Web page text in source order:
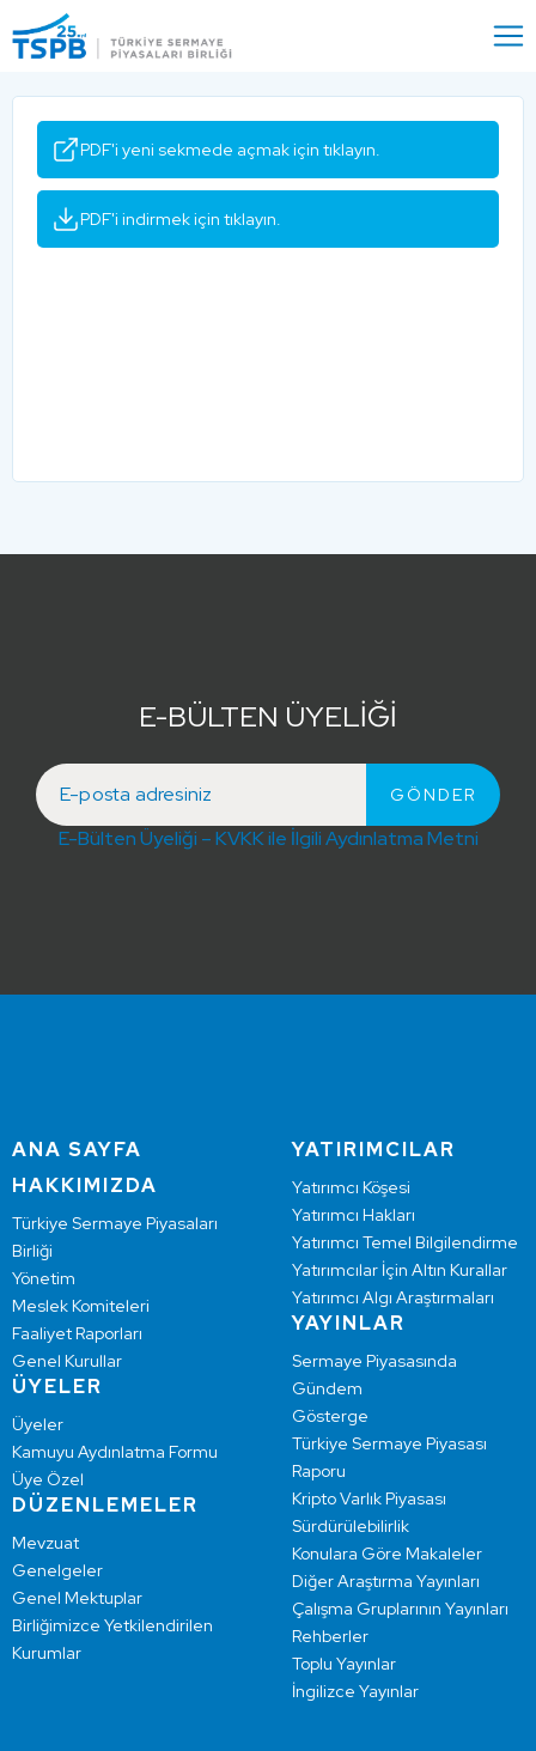
Close
PDF'i yeni sekmede açmak için tıklayın.
PDF'i indirmek için tıklayın.
E-BÜLTEN ÜYELİĞİ
E-Bülten Üyeliği – KVKK ile İlgili Aydınlatma Metni
ANA SAYFA
HAKKIMIZDA
Türkiye Sermaye Piyasaları
Birliği
Yönetim
Meslek Komiteleri
Faaliyet Raporları
Genel Kurullar
ÜYELER
Üyeler
Kamuyu Aydınlatma Formu
Üye Özel
DÜZENLEMELER
Mevzuat
Genelgeler
Genel Mektuplar
Birliğimizce Yetkilendirilen
Kurumlar
YATIRIMCILAR
Yatırımcı Köşesi
Yatırımcı Hakları
Yatırımcı Temel Bilgilendirme
Yatırımcılar İçin Altın Kurallar
Yatırımcı Algı Araştırmaları
YAYINLAR
Sermaye Piyasasında
Gündem
Gösterge
Türkiye Sermaye Piyasası
Raporu
Kripto Varlık Piyasası
Sürdürülebilirlik
Konulara Göre Makaleler
Diğer Araştırma Yayınları
Çalışma Gruplarının Yayınları
Rehberler
Toplu Yayınlar
İngilizce Yayınlar